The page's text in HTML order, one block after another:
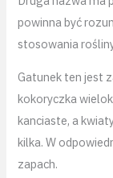
powinna być
stosowania
Gatunek ten jest
kokoryczka
kanciaste, a
kilka. W
zapach.